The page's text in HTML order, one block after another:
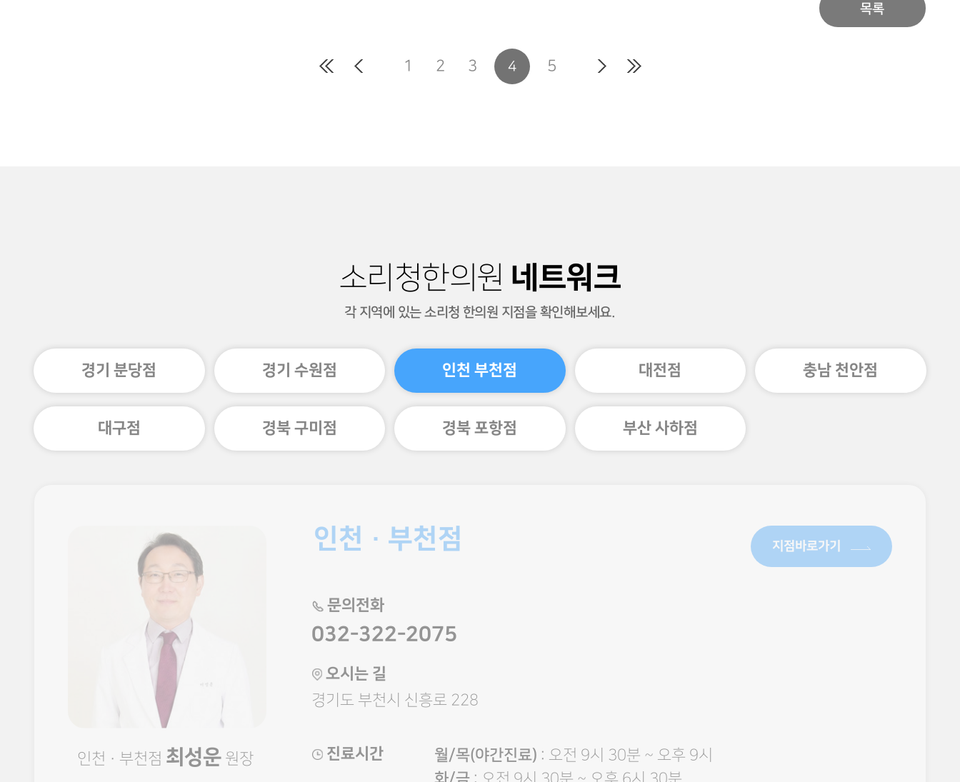
목록
1 2 3 4 5
소리청한의원 네트워크
각 지역에 있는 소리청 한의원 지점을 확인해보세요.
경기 분당점 경기 수원점 인천 부천점 대전점 충남 천안점
대구점 경북 구미점 경북 포항점 부산 사하점
인천 · 부천점 최성운 원장
인천 · 부천점 지점바로가기
문의전화
032-322-2075
오시는 길
경기도 부천시 신흥로 228
진료시간 월/목(야간진료) : 오전 9시 30분 ~ 오후 9시